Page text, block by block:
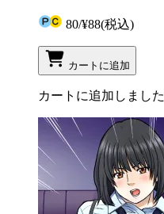
80/¥88(税込)
カートに追加
カートに追加しました